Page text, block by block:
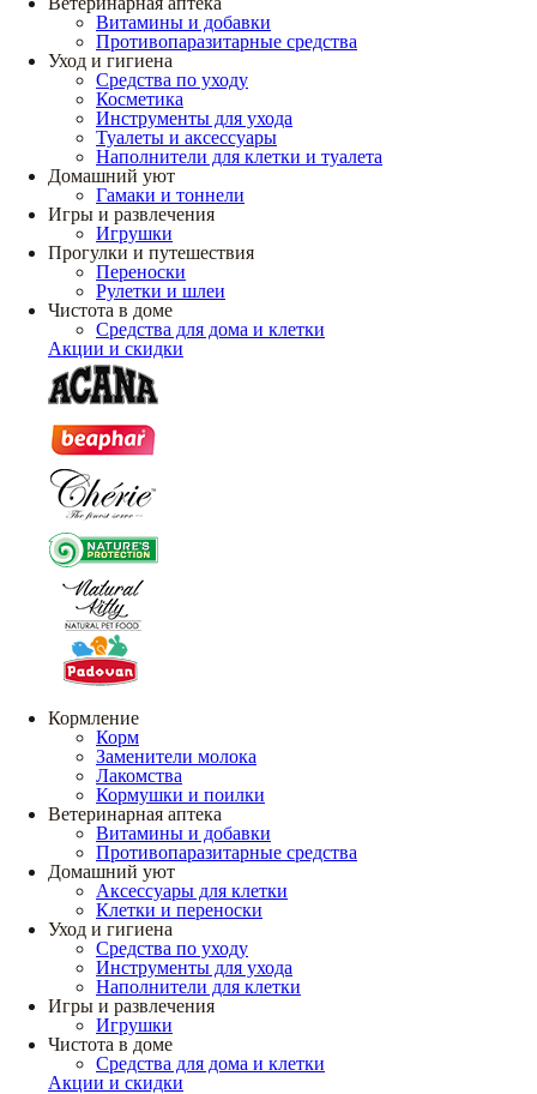
Витамины и добавки
Противопаразитарные средства
Уход и гигиена
Средства по уходу
Косметика
Инструменты для ухода
Туалеты и аксессуары
Наполнители для клетки и туалета
Домашний уют
Гамаки и тоннели
Игры и развлечения
Игрушки
Прогулки и путешествия
Переноски
Рулетки и шлеи
Чистота в доме
Средства для дома и клетки
Акции и скидки
Кормление
Корм
Заменители молока
Лакомства
Кормушки и поилки
Ветеринарная аптека
Витамины и добавки
Противопаразитарные средства
Домашний уют
Аксессуары для клетки
Клетки и переноски
Уход и гигиена
Средства по уходу
Инструменты для ухода
Наполнители для клетки
Игры и развлечения
Игрушки
Чистота в доме
Средства для дома и клетки
Акции и скидки